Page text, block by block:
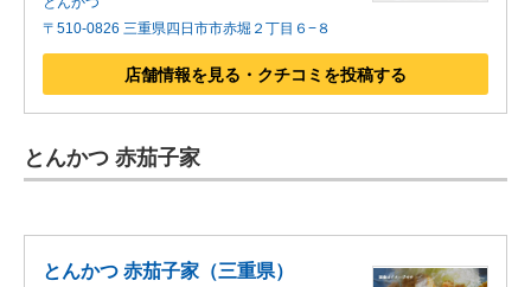
〒510-0826 三重県四日市市赤堀２丁目６−８
店舗情報を見る・クチコミを投稿する
とんかつ 赤茄子家
とんかつ 赤茄子家（三重県）